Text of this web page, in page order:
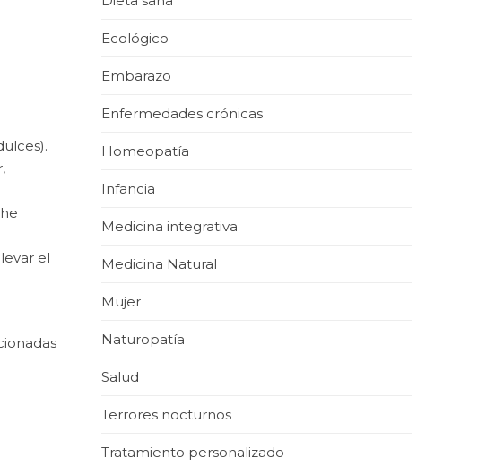
el
Ecológico
Embarazo
Enfermedades crónicas
Homeopatía
Infancia
Medicina integrativa
Medicina Natural
Mujer
Naturopatía
Salud
Terrores nocturnos
Tratamiento personalizado